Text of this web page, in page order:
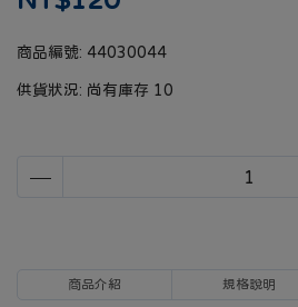
商品編號: 44030044
供貨狀況: 尚有庫存 10
商品介紹 規格說明